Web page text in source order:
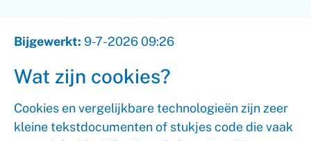
Bijgewerkt: 9-7-2026 09:26
Wat zijn cookies?
Cookies en vergelijkbare technologieën zijn zeer
kleine tekstdocumenten of stukjes code die vaak